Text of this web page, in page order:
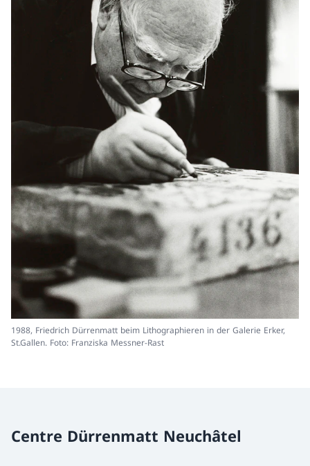
1988, Friedrich Dürrenmatt beim Lithographieren in der Galerie Erker,
St.Gallen. Foto: Franziska Messner-Rast
Centre Dürrenmatt Neuchâtel